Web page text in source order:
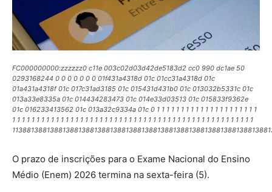
FC000000000:zzzzzz0 c11e 003c02d03d42de5183d2 cc0 990 dc1ae 50
0293168244 0 0 0 0 0 0 0 01f431a4318d 01c 01cc31a4318d 01c
01a431a4318f 01c 017c31ad3185 01c 015431d431b0 01c 013032b5331c 01c
013a33e8335a 01c 014434283473 01c 014e33d03513 01c 015833f9362e
01c 016233413562 01c 013a32c9334a 01c 0 1 1 1 1 1 1 1 1 1 1 1 1 1 1 1 1 1 1 1 1 1
1 1 1 1 1 1 1 1 1 1 1 1 1 1 1 1 1 1 1 1 1 1 1 1 1 1 1 1 1 1 1 1 1 1 1 1 1 1 1 1 1 1 1 1 1 1 1 1 1 1
O prazo de inscrições para o Exame Nacional do Ensino
Médio (Enem) 2026 termina na sexta-feira (5).